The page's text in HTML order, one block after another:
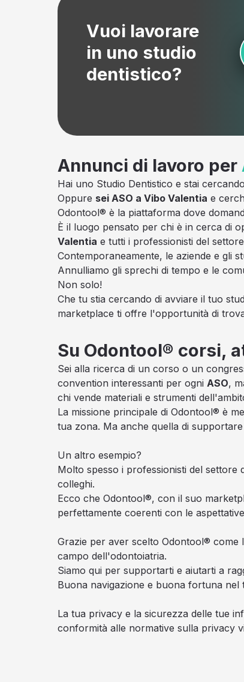
Vuoi lavorare
in uno studio
dentistico?
Annunci di lavoro per
Hai uno Studio Dentistico e stai cercando
Oppure sei ASO a Vibo Valentia e
Odontool® è la piattaforma dove
È il luogo pensato per chi è in cerca di
Valentia e tutti i professionisti del
Contemporaneamente, le aziende e gli
Annulliamo gli sprechi di tempo e le
Non solo!
Che tu stia cercando di avviare il tuo
marketplace ti offre l'opportunità di
Su Odontool® corsi,
Sei alla ricerca di un corso o un
convention interessanti per ogni ASO,
chi vende materiali e strumenti
La missione principale di Odontool® è
tua zona. Ma anche quella di
Un altro esempio?
Molto spesso i professionisti del
colleghi.
Ecco che Odontool®, con il suo
perfettamente coerenti con le
Grazie per aver scelto Odontool®
campo dell'odontoiatria.
Siamo qui per supportarti e aiutarti a
Buona navigazione e buona fortuna
La tua privacy e la sicurezza delle tue
conformità alle normative sulla privacy